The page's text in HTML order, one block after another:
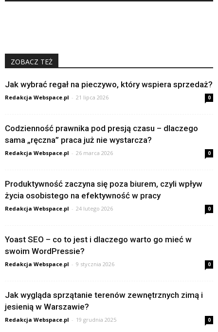
ZOBACZ TEŻ
Jak wybrać regał na pieczywo, który wspiera sprzedaż?
Redakcja Webspace.pl - 21 lipca 2026 0
Codzienność prawnika pod presją czasu – dlaczego
sama „ręczna” praca już nie wystarcza?
Redakcja Webspace.pl - 26 marca 2026 0
Produktywność zaczyna się poza biurem, czyli wpływ
życia osobistego na efektywność w pracy
Redakcja Webspace.pl - 24 lutego 2026 0
Yoast SEO – co to jest i dlaczego warto go mieć w
swoim WordPressie?
Redakcja Webspace.pl - 9 stycznia 2026 0
Jak wygląda sprzątanie terenów zewnętrznych zimą i
jesienią w Warszawie?
Redakcja Webspace.pl - 19 grudnia 2025 0